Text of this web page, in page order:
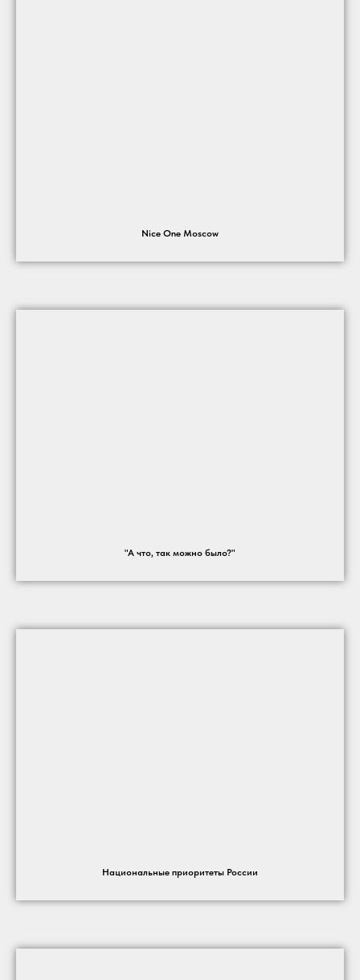
Nice One Moscow
"А что, так можно было?"
Национальные приоритеты России